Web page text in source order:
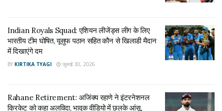
उनके शानदार करियर की बड़ी उपलब्धि मानी जा रही है।
गिल और सुदर्शन की जोड़ी बनी चर्चा का विषय
शुभमन गिल ने 16 मैचों में 732 रन बनाए और लगातार शानदार प्रदर्शन
दोनों खिलाड़ियों ने मिलकर आईपीएल इतिहास की सबसे सफल ओपनिंग
जोड़ियों में अपना नाम दर्ज कराया। इन दोनों की समझ और लगातार रन बनाने
Indian Royals Squad: एशियन लीजेंड्स लीग के लिए
भारतीय टीम घोषित, यूसुफ पठान सहित कौन से खिलाडी मैदान
में दिखाएंगे दम
BY KIRTIKA TYAGI जुलाई 30, 2026
Rahane Retirement: अजिंक्य रहाणे ने इंटरनेशनल
क्रिकेट को कहा अलविदा, भावुक वीडियो में छलके आंसू,